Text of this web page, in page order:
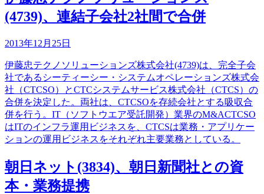
(4739)、連結子会社2社間で合併
2013年12月25日
伊藤忠テクノソリューションズ株式会社(4739)は、完全子会
社であるシーティーシー・システムオペレーションズ株式会
社（CTCSO）とCTCシステムサービス株式会社（CTCS）の
合併を決定した。両社は、CTCSOを存続会社とする吸収合
併を行う。IT（ソフトウエア受託開発）業界のM&ACTCSO
はITのインフラ運用ビジネスを、CTCSは業務・アプリケー
ションの運用ビジネスをそれぞれ主要業務としている。
朝日ネット(3834)、朝日新聞社との資
本・業務提携